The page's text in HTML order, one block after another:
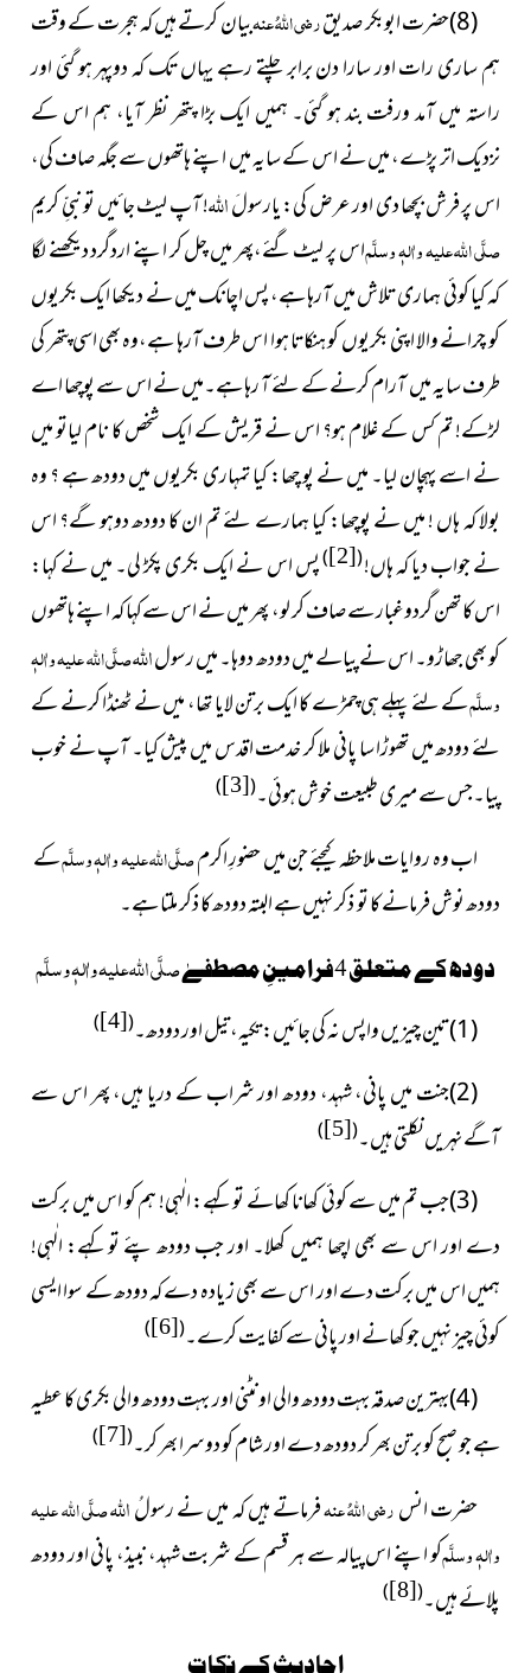
(8)حضرت ابوبکر صدیق
رضی اللہُ عنہبیان کرتے ہیں کہ ہجرت کے وقت
ہم ساری رات اور سارا دن برابر چلتے رہے یہاں تک کہ دوپہر ہو گئی اور
راستہ میں آمد ورفت بند ہو گئی۔ ہمیں ایک بڑا پتھر نظر آیا، ہم اس کے
نزدیک اتر پڑے، میں نے اس کے سایہ میں اپنے ہاتھوں سے جگہ صاف کی،
اس پر فرش بچھا دی اور عرض کی: یارسولَاللہ! آپ لیٹ جائیں تو نبیِّ کریم
صلَّی اللہ علیہ واٰلہٖ وسلَّماس پر لیٹ گئے،پھر میں چل کر اپنے اردگرد دیکھنے لگا
کہ کیا کوئی ہماری تلاش میں آرہا ہے، پس اچانک میں نے دیکھا ایک بکریوں
کو چرانے والا اپنی بکریوں کو ہنکاتا ہوا اس طرف آرہا ہے،وہ بھی اسی پتھر کی
طرف سایہ میں آرام کرنے کے لئے آ رہا ہے۔میں نے اس سے پوچھا اے
لڑکے! تم کس کے غلام ہو؟ اس نے قریش کے ایک شخص کا نام لیاتو میں
نے اسے پہچان لیا۔ میں نے پو چھا: کیا تمہاری بکریوں میں دودھ ہے ؟ وہ
بولا کہ ہاں ! میں نے پوچھا: کیا ہمارے لئے تم ان کا دودھ دوہو گے؟ اس
نے جواب دیا کہ ہاں!(
[2]
)پس اس نے ایک بکری پکڑ لی۔ میں نے کہا:
اس کا تھن گردوغبار سے صاف کر لو، پھر میں نے اس سےکہا کہ اپنے ہاتھوں
کو بھی جھاڑو۔ اس نے پیالے میں دودھ دوہا۔ میں رسولاللہصلَّی اللہ علیہ واٰلہٖ
وسلَّمکے لئے پہلے ہی چمڑے کا ایک برتن لایا تھا، میں نے ٹھنڈا کرنے کے
لئے دودھ میں تھوڑا سا پانی ملا کر خدمت اقدس میں پیش کیا۔ آپ نے خوب
پیا۔جس سے میری طبیعت خوش ہوئی۔(
[3]
)
اب وہ روایات ملاحظہ کیجئے جن میں حضورِ اکرمصلَّی اللہ علیہ واٰلہٖ وسلَّمکے
دودھ نوش فرمانے کا تو ذکر نہیں ہے البتہ دودھ کا ذکر ملتا ہے۔
دودھ کے متعلق 4فرامینِ مصطفےٰ
صلَّی اللہ علیہ واٰلہٖ وسلَّم
(1)تین چیزیں واپس نہ کی جائیں: تکیہ، تیل اور دودھ۔
(
[4]
)
(2)جنت میں پانی، شہد، دودھ اور شراب کے دریا ہیں، پھر اس سے
آگے نہریں نکلتی ہیں۔(
[5]
)
(3)جب تم میں سے کوئی کھانا کھائے تو کہے: الٰہی! ہم کو اس میں برکت
دے اور اس سے بھی اچھا ہمیں کھلا۔ اور جب دودھ پئے تو کہے: الٰہی!
ہمیں اس میں برکت دے اور اس سے بھی ز یادہ دے کہ دودھ کے سوا ایسی
کوئی چیز نہیں جو کھانے اور پانی سے کفایت کرے۔(
[6]
)
(4)بہترین صدقہ بہت دودھ والی اونٹنی اور بہت دودھ والی بکری کا عطیہ
ہے جو صبح کو برتن بھر کر دودھ دے اور شام کو دوسرا بھر کر۔(
[7]
)
حضرت انسرضی اللہُ عنہفرماتے ہیں کہ میں نے رسولُاللہصلَّی اللہ علیہ
واٰلہٖ وسلَّمکو اپنے اس پیالہ سے ہر قسم کے شربت شہد، نبیذ، پانی اور دودھ
پلائے ہیں۔(
[8]
)
احادیث کے نکات